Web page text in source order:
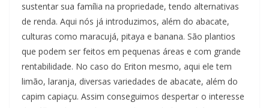
sustentar sua família na propriedade, tendo alternativas
de renda. Aqui nós já introduzimos, além do abacate,
culturas como maracujá, pitaya e banana. São plantios
que podem ser feitos em pequenas áreas e com grande
rentabilidade. No caso do Eriton mesmo, aqui ele tem
limão, laranja, diversas variedades de abacate, além do
capim capiaçu. Assim conseguimos despertar o interesse